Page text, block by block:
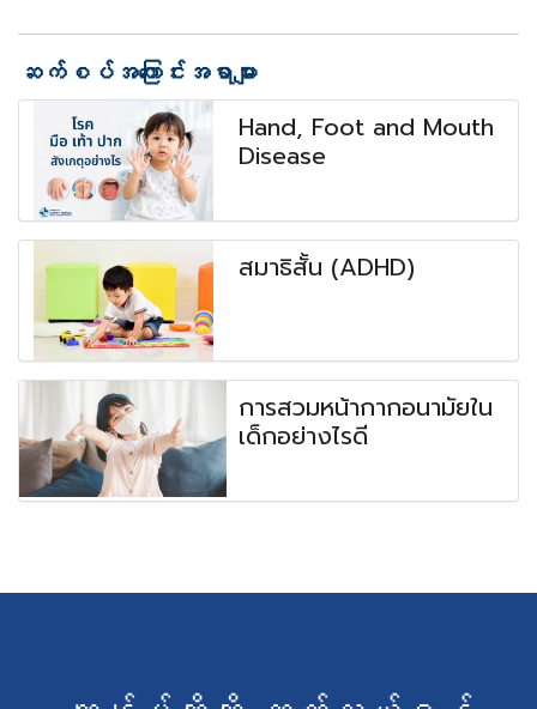
ဆက်စပ်အကြောင်းအရာများ
Hand, Foot and Mouth
Disease
สมาธิสั้น (ADHD)
การสวมหน้ากากอนามัยใน
เด็กอย่างไรดี